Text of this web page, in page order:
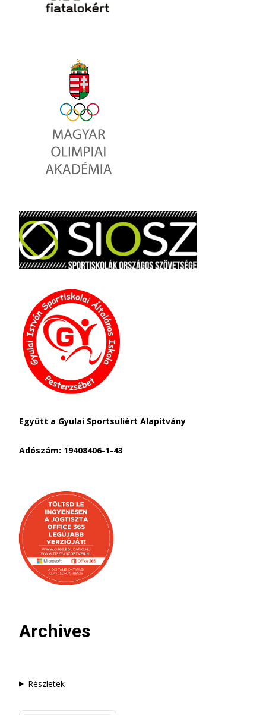
Együtt a Gyulai Sportsuliért Alapítvány
Adószám: 19408406-1-43
Archives
Részletek